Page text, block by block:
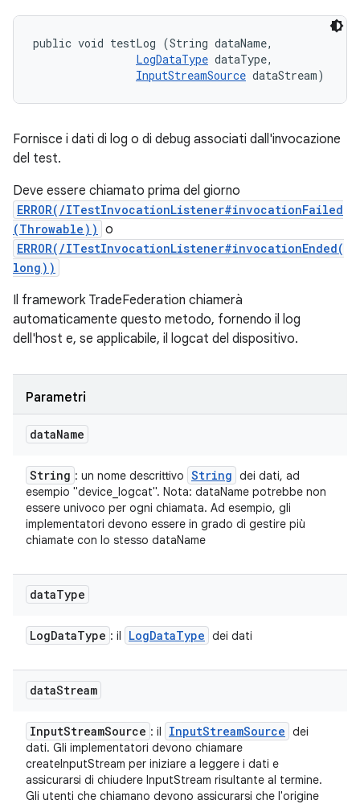
public void testLog (String dataName,
LogDataType dataType,
InputStreamSource dataStream)
Fornisce i dati di log o di debug associati dall'invocazione
del test.
Deve essere chiamato prima del giorno
ERROR(/ITestInvocationListener#invocationFailed
(Throwable)) o
ERROR(/ITestInvocationListener#invocationEnded(
long))
Il framework TradeFederation chiamerà
automaticamente questo metodo, fornendo il log
dell'host e, se applicabile, il logcat del dispositivo.
Parametri
dataName
String : un nome descrittivo String dei dati, ad
esempio "device_logcat". Nota: dataName potrebbe non
essere univoco per ogni chiamata. Ad esempio, gli
implementatori devono essere in grado di gestire più
chiamate con lo stesso dataName
dataType
LogDataType : il LogDataType dei dati
dataStream
InputStreamSource : il InputStreamSource dei
dati. Gli implementatori devono chiamare
createInputStream per iniziare a leggere i dati e
assicurarsi di chiudere InputStream risultante al termine.
Gli utenti che chiamano devono assicurarsi che l'origine